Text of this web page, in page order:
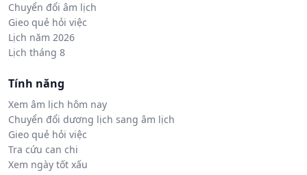
Chuyển đổi âm lịch
Gieo quẻ hỏi việc
Lịch năm 2026
Lịch tháng 8
Tính năng
Xem âm lịch hôm nay
Chuyển đổi dương lịch sang âm lịch
Gieo quẻ hỏi việc
Tra cứu can chi
Xem ngày tốt xấu